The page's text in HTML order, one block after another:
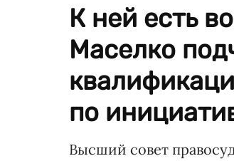
К ней есть
Маселко
по
Высший совет